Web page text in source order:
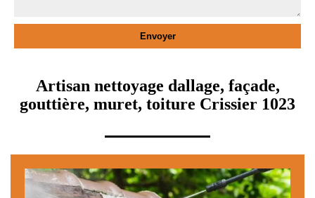
Artisan nettoyage dallage, façade,
gouttière, muret, toiture Crissier 1023